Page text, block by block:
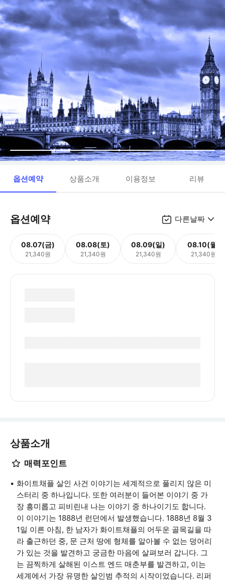
옵션예약 상품소개 이용정보 리뷰
옵션예약 다른날짜
08.07(금)
21,340원
08.08(토)
21,340원
08.09(일)
21,340원
08.10(월)
21,340원
상품소개
매력포인트
화이트채플 살인 사건 이야기는 세계적으로 풀리지 않은 미
스터리 중 하나입니다. 또한 여러분이 들어본 이야기 중 가
장 흥미롭고 피비린내 나는 이야기 중 하나이기도 합니다.
이 이야기는 1888년 런던에서 발생했습니다. 1888년 8월 3
1일 이른 아침, 한 남자가 화이트채플의 어두운 골목길을 따
라 출근하던 중, 문 근처 땅에 형체를 알아볼 수 없는 덩어리
가 있는 것을 발견하고 궁금한 마음에 살펴보러 갑니다. 그
는 끔찍하게 살해된 이스트 엔드 매춘부를 발견하고, 이는
세계에서 가장 유명한 살인범 추적의 시작이었습니다. 리퍼